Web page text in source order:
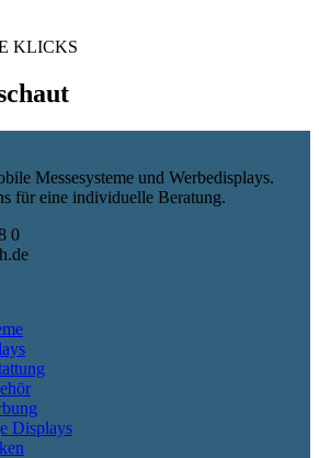
KLICKS
Messesysteme und Werbedisplays.
für eine individuelle Beratung.
0
Displays